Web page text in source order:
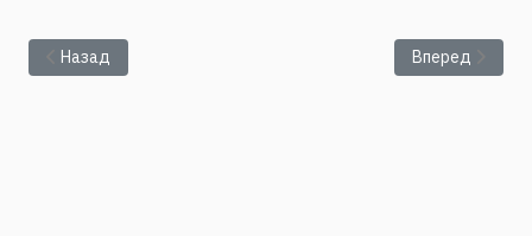
Предыдущий: Правила приема в аспирантуру
Назад Следующий:
Вперед